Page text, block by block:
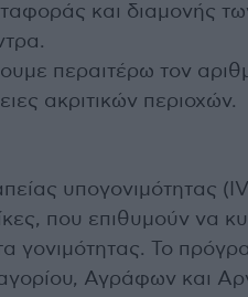
και διαμονής
περαιτέρω τον
ακριτικών περιοχών.
υπογονιµότητας
που επιθυμούν να
γονιμότητας. Το
Αγράφων και